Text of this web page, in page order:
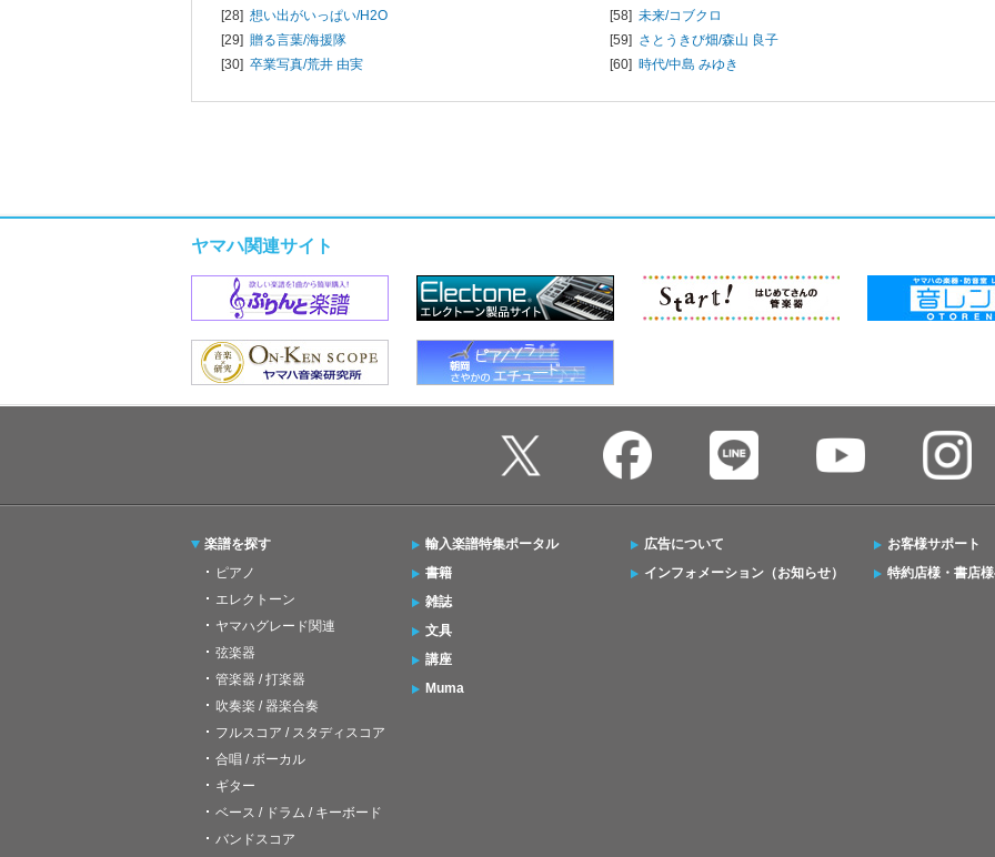
[28] 想い出がいっぱい/H2O
[29] 贈る言葉/海援隊
[30] 卒業写真/荒井 由実
[58] 未来/コブクロ
[59] さとうきび畑/森山 良子
[60] 時代/中島 みゆき
ヤマハ関連サイト
楽譜を探す
ピアノ
エレクトーン
ヤマハグレード関連
弦楽器
管楽器 / 打楽器
吹奏楽 / 器楽合奏
フルスコア / スタディスコア
合唱 / ボーカル
ギター
ベース / ドラム / キーボード
バンドスコア
輸入楽譜特集ポータル
書籍
雑誌
文具
講座
Muma
広告について
インフォメーション（お知らせ）
お客様サポート
特約店様・書店